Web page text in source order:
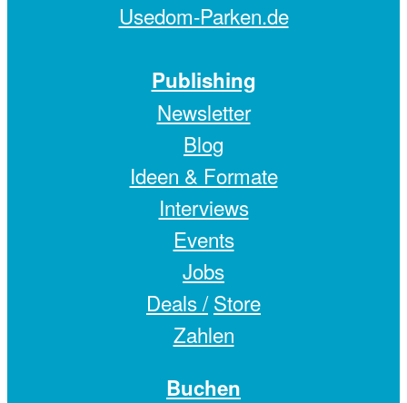
Usedom-Parken.de
Publishing
Newsletter
Blog
Ideen & Formate
Interviews
Events
Jobs
Deals / Store
Zahlen
Buchen